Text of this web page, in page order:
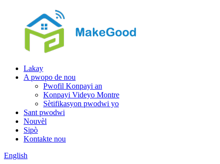
Lakay
A pwopo de nou
Pwofil Konpayi an
Konpayi Videyo Montre
Sètifikasyon pwodwi yo
Sant pwodwi
Nouvèl
Sipò
Kontakte nou
English